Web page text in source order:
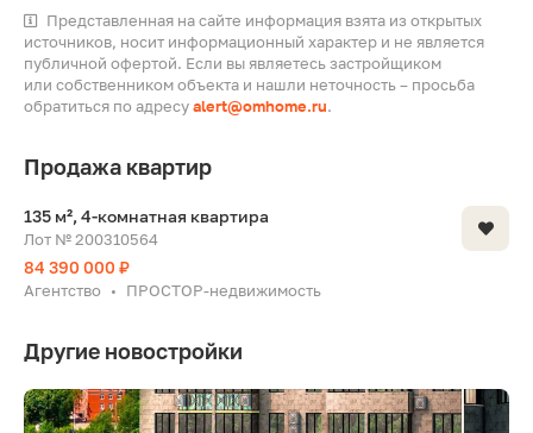
Представленная на сайте информация взята из открытых
источников, носит информационный характер и не является
публичной офертой. Если вы являетесь застройщиком
или собственником объекта и нашли неточность – просьба
обратиться по адресуalert@omhome.ru.
Продажа квартир
135 м², 4-комнатная квартира
Лот № 200310564
84 390 000 ₽
Агентство • ПРОСТОР-недвижимость
Другие новостройки